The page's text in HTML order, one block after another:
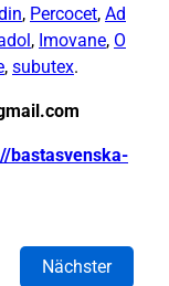
, Percocet, Ad
, Imovane, O
, subutex.
bastasvenska-
Nächster